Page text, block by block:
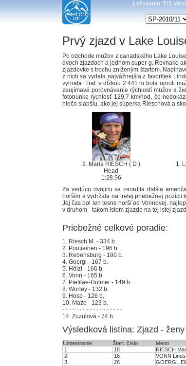
Lyžovanie "FIS
Prvý zjazd v Lake
Po odchode mužov z canadského Lake
dvoch zjazdoch a jednom super-g. Rovnako
zjazdovke s trochu zníženým štartom.
z nich sa vydala najvážnejšia z favoritiek
vyhrala. Trať s dĺžkou 2.441 m bola oproti
zaujímavé porovnávanie rýchlostí mužov a
fotobunke rýchlosť 129,7 km/hod, čo
niečo slabšiu, ako jej súperka Rieschová a
2. Maria RIESCH ( D )
Head
1.
1:28.96
Za vedúcu dvojicu sa zaradila ďalšia
horším a vydržala na tretej priebežnej pozícii
Jej čas bol len tesne horší od Vonnovej.
v druhom - takom istom zjazde na tej istej
Priebežné celkové poradie:
1. Riesch M. - 334 b.
2. Poutiainen - 196 b.
3. Rebensburg - 180 b.
4. Goergl - 167 b.
5. Hölzl - 166 b.
6. Vonn - 165 b.
7. Pietilae-Holmer - 149 b.
8. Worley - 132 b.
9. Hosp - 126 b.
10. Maze - 123 b.
- - - - - - - - - - - - - - - - - -
14. Zuzulová - 74 b.
Výsledková listina: Zjazd -
Umiestnenie Štart. číslo Meno
1
18 RIESCH
2
16 VONN
3
26 GOERGL